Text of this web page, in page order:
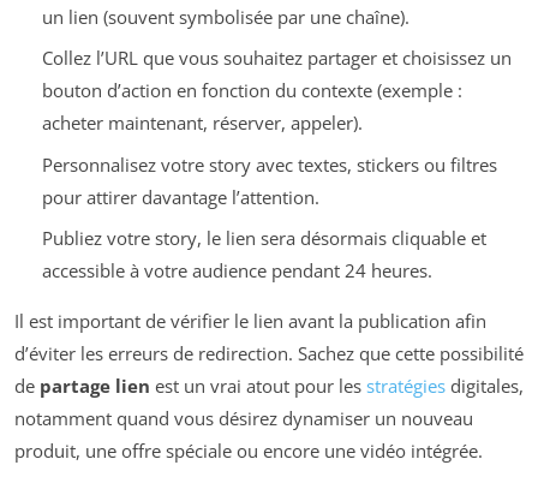
un lien (souvent symbolisée par une chaîne).
Collez l’URL que vous souhaitez partager et choisissez un
bouton d’action en fonction du contexte (exemple :
acheter maintenant, réserver, appeler).
Personnalisez votre story avec textes, stickers ou filtres
pour attirer davantage l’attention.
Publiez votre story, le lien sera désormais cliquable et
accessible à votre audience pendant 24 heures.
Il est important de vérifier le lien avant la publication afin
d’éviter les erreurs de redirection. Sachez que cette possibilité
de partage lien est un vrai atout pour les stratégies digitales,
notamment quand vous désirez dynamiser un nouveau
produit, une offre spéciale ou encore une vidéo intégrée.